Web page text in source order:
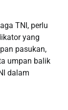
TNI, perlu
yang
pasukan,
umpan balik
dalam